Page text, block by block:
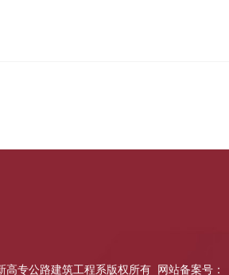
专公路建筑工程系版权所有 网站备案号：